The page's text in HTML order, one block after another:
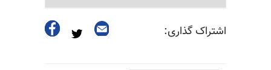
اشتراک گذاری: